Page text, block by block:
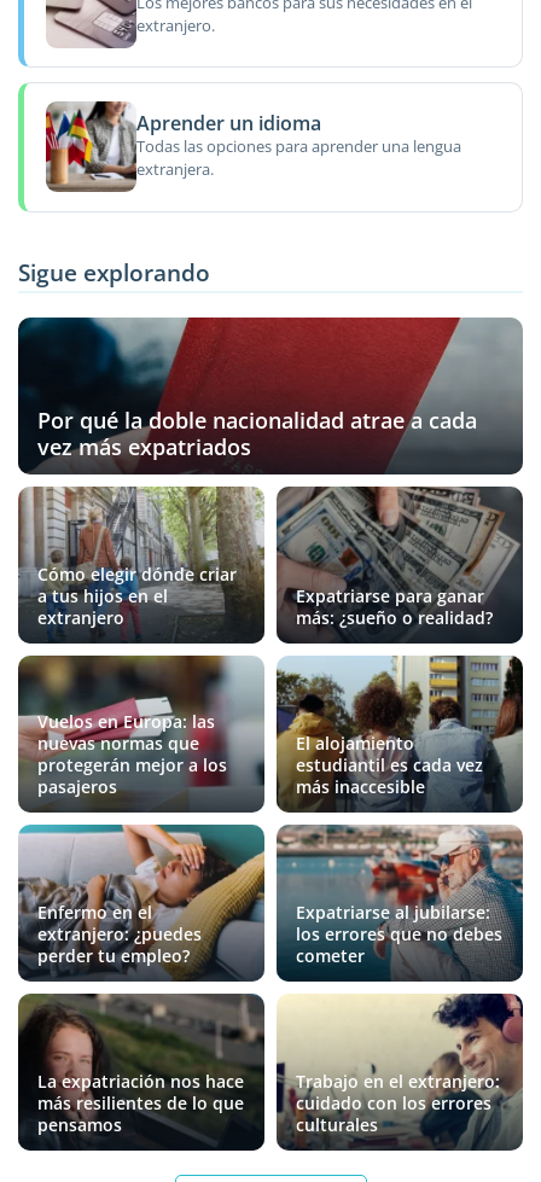
extranjero.
Aprender un idioma
Todas las opciones para aprender una lengua
extranjera.
Sigue explorando
Por qué la doble nacionalidad atrae a cada
vez más expatriados
Cómo elegir dónde criar
a tus hijos en el
extranjero
Expatriarse para ganar
más: ¿sueño o realidad?
Vuelos en Europa: las
nuevas normas que
protegerán mejor a los
pasajeros
El alojamiento
estudiantil es cada vez
más inaccesible
Enfermo en el
extranjero: ¿puedes
perder tu empleo?
Expatriarse al jubilarse:
los errores que no debes
cometer
La expatriación nos hace
más resilientes de lo que
pensamos
Trabajo en el extranjero:
cuidado con los errores
culturales